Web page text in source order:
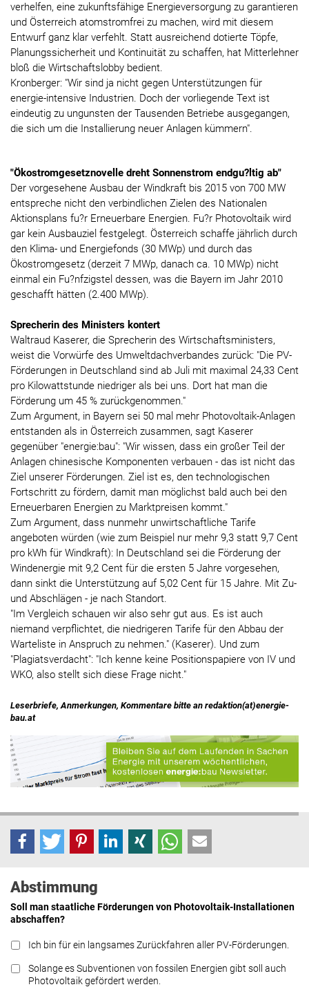
verhelfen, eine zukunftsfähige Energieversorgung zu garantieren
und Österreich atomstromfrei zu machen, wird mit diesem
Entwurf ganz klar verfehlt. Statt ausreichend dotierte Töpfe,
Planungssicherheit und Kontinuität zu schaffen, hat Mitterlehner
bloß die Wirtschaftslobby bedient.
Kronberger: "Wir sind ja nicht gegen Unterstützungen für
energie-intensive Industrien. Doch der vorliegende Text ist
eindeutig zu ungunsten der Tausenden Betriebe ausgegangen,
die sich um die Installierung neuer Anlagen kümmern".
"Ökostromgesetznovelle dreht Sonnenstrom endgu?ltig ab"
Der vorgesehene Ausbau der Windkraft bis 2015 von 700 MW
entspreche nicht den verbindlichen Zielen des Nationalen
Aktionsplans fu?r Erneuerbare Energien. Fu?r Photovoltaik wird
gar kein Ausbauziel festgelegt. Österreich schaffe jährlich durch
den Klima- und Energiefonds (30 MWp) und durch das
Ökostromgesetz (derzeit 7 MWp, danach ca. 10 MWp) nicht
einmal ein Fu?nfzigstel dessen, was die Bayern im Jahr 2010
geschafft hätten (2.400 MWp).
Sprecherin des Ministers kontert
Waltraud Kaserer, die Sprecherin des Wirtschaftsministers,
weist die Vorwürfe des Umweltdachverbandes zurück: "Die PV-
Förderungen in Deutschland sind ab Juli mit maximal 24,33 Cent
pro Kilowattstunde niedriger als bei uns. Dort hat man die
Förderung um 45 % zurückgenommen."
Zum Argument, in Bayern sei 50 mal mehr Photovoltaik-Anlagen
entstanden als in Österreich zusammen, sagt Kaserer
gegenüber "energie:bau": "Wir wissen, dass ein großer Teil der
Anlagen chinesische Komponenten verbauen - das ist nicht das
Ziel unserer Förderungen. Ziel ist es, den technologischen
Fortschritt zu fördern, damit man möglichst bald auch bei den
Erneuerbaren Energien zu Marktpreisen kommt."
Zum Argument, dass nunmehr unwirtschaftliche Tarife
angeboten würden (wie zum Beispiel nur mehr 9,3 statt 9,7 Cent
pro kWh für Windkraft): In Deutschland sei die Förderung der
Windenergie mit 9,2 Cent für die ersten 5 Jahre vorgesehen,
dann sinkt die Unterstützung auf 5,02 Cent für 15 Jahre. Mit Zu-
und Abschlägen - je nach Standort.
"Im Vergleich schauen wir also sehr gut aus. Es ist auch
niemand verpflichtet, die niedrigeren Tarife für den Abbau der
Warteliste in Anspruch zu nehmen." (Kaserer). Und zum
"Plagiatsverdacht": "Ich kenne keine Positionspapiere von IV und
WKO, also stellt sich diese Frage nicht."
Leserbriefe, Anmerkungen, Kommentare bitte an redaktion(at)energie-
bau.at
Abstimmung
Soll man staatliche Förderungen von Photovoltaik-Installationen
abschaffen?
Ich bin für ein langsames Zurückfahren aller PV-Förderungen.
Solange es Subventionen von fossilen Energien gibt soll auch
Photovoltaik gefördert werden.